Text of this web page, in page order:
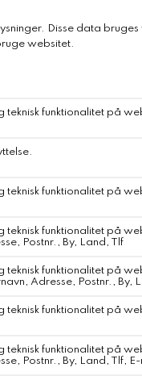
let rengøres.
hvad enten du er